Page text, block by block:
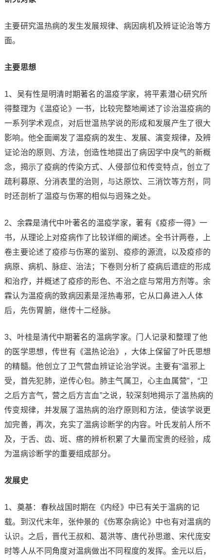
主要研究温热病的发生发展规律、病因病机及辨证论治等方
面。
主要思想
1、吴有性是明清时期著名的温疫学家，将平素潜心研究所
得整理为《温疫论》一书，比较完整地阐述了诊治温疫病的
一系列学术观点，对后世温热学说的形成和发展产生了很大
影响。他全面阐发了温疫病的发生、发展、演变规律，及辨
证论治的原则、方法，创造性地提出了病因学中戾气的新概
念，揭示了疫病的传染方式、人侵部位和传变特点，创立了
疏利募原、分消表里的治则，与达原饮、三消饮等方剂，同
时还剖析了温疫与伤寒的相似与迥殊之处。
2、余霖是清代中叶著名的温疫学家，著有《疫疹一得》一
书，从理论上对疫病作了比较详细的阐述。全书计两卷，上
卷主要论述了疫疹与伤寒的鉴别、疫疹的源流，以及疫疹的
病原、病机、脉症、治法；下卷则分析了疫病后遗症的形成
和治疗，并概述了疫疹的形色、不治之症与常用方剂等。余
霖认为温疫病的致病因素是淫热毒邪，它从口鼻进入人体
后，先伤胃腑，继传十二经脉。
3、叶桂是清代中期著名的温病学家。门人记录和整理了他
的医学思想，传世有《温热论治》，大体上保留了叶氏思想
的精髓。他创立了卫气营血辨证论治学说。主要有“温邪上
受，首先犯肺，逆传心包。肺主气属卫，心主血属营”，“卫
之后方言气，营之后方言血”之说，较深刻地揭示了温热病的
传变规律，并发展了温热病的治疗原则和方法，使该学说更
加完善，再次，充实了温病诊断学的内容。叶氏发前人所不
及，于舌、齿、斑、瘩的辨析积累了大量而宝贵的经验，成
为温病诊断学的重要组成部分。
发展史
1、奠基：春秋战国时期在《内经》中已有关于温病的记
载。到汉代末年，张仲景的《伤寒杂病论》中也有对温病的
认识。之后，晋代王叔和、葛洪等、唐代孙思邈、宋代庞安
时等人从不同角度对温病做出不同程度的发挥。金元以后，